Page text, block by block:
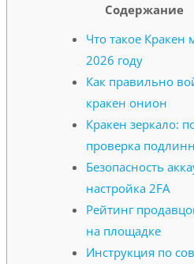
Содержание
Что такое Кракен
2026 году
Как правильно
кракен онион
Кракен зеркало:
проверка
Безопасность
настройка 2FA
Рейтинг
на площадке
Инструкция по